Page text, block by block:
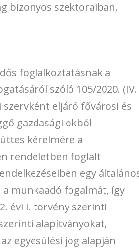
bizonyos szektoraiban.
foglalkoztatásnak a
szóló 105/2020. (IV.
eljáró fővárosi és
gazdasági okból
kérelmére a
rendeletben foglalt
egy
a munkaadó fogalmát, így
évi I. törvény szerinti
alapítványokat,
egyesülési jog alapján